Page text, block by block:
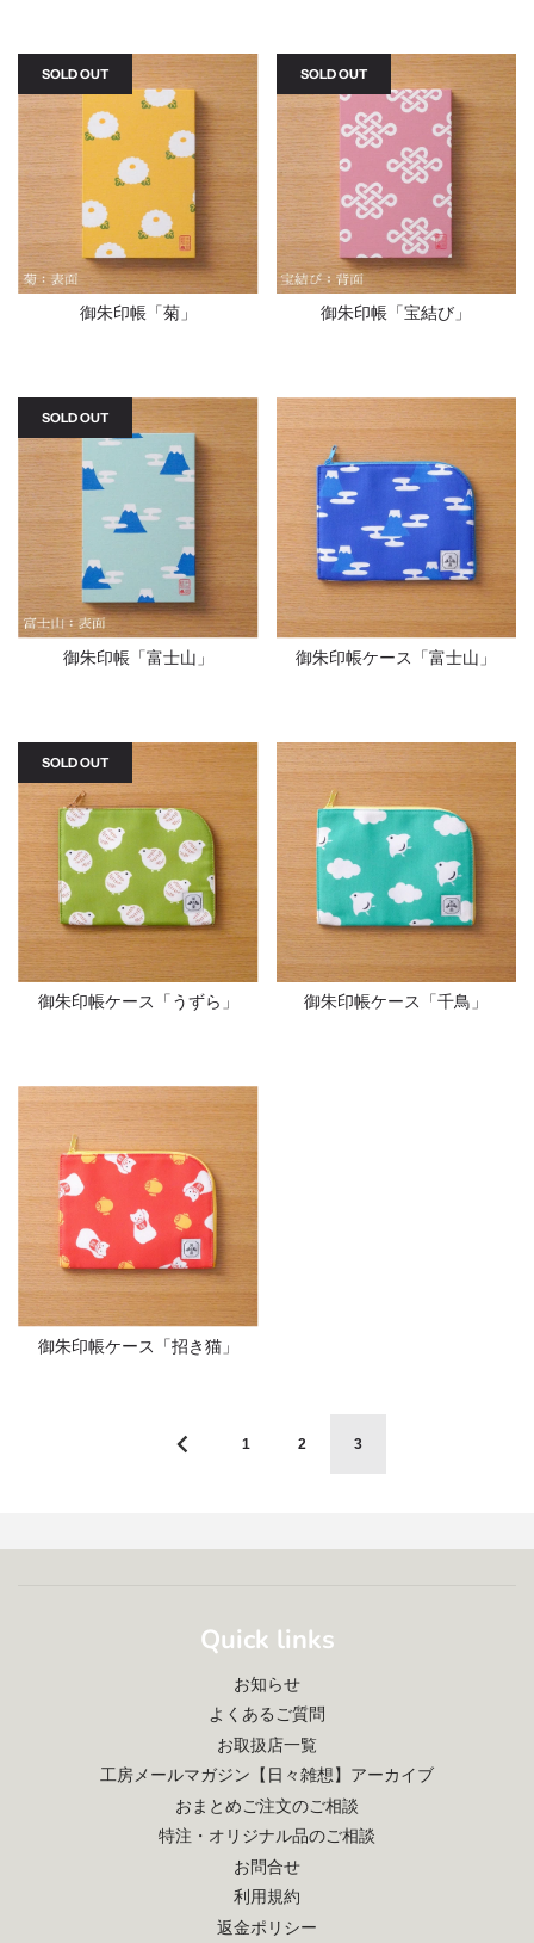
SOLD OUT
御朱印帳「菊」
SOLD OUT
御朱印帳「宝結び」
SOLD OUT
御朱印帳「富士山」 御朱印帳ケース「富士山」
SOLD OUT
御朱印帳ケース「うずら」 御朱印帳ケース「千鳥」
御朱印帳ケース「招き猫」
1 2 3
Quick links
お知らせ
よくあるご質問
お取扱店一覧
工房メールマガジン【日々雑想】アーカイブ
おまとめご注文のご相談
特注・オリジナル品のご相談
お問合せ
利用規約
返金ポリシー